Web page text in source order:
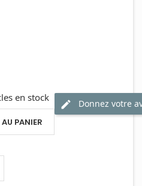
PANIER
en stock
Donnez votre